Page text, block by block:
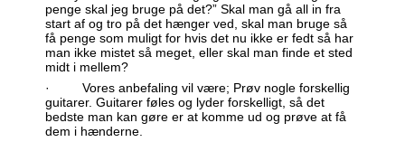
penge skal jeg bruge på det?” Skal man gå all in fra
start af og tro på det hænger ved, skal man bruge så
få penge som muligt for hvis det nu ikke er fedt så har
man ikke mistet så meget, eller skal man finde et sted
midt i mellem?
· Vores anbefaling vil være; Prøv nogle forskellig
guitarer. Guitarer føles og lyder forskelligt, så det
bedste man kan gøre er at komme ud og prøve at få
dem i hænderne.